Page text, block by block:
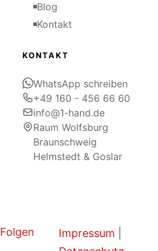
Blog
Kontakt
KONTAKT
WhatsApp schreiben
+49 160 - 456 66 60
info@1-hand.de
Raum Wolfsburg
Braunschweig
Helmstedt & Goslar
Folgen Impressum